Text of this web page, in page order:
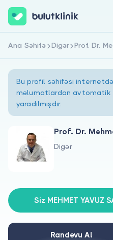
Haqqımızda
Həkimlər üçün
Qeydiyyat
Ana Səhifə Digər Prof. Dr.
Bu profil səhifəsi
məlumatlardan avtomatik
yaradılmışdır.
Prof. Dr.
Digər
Siz MEHMET YAVUZ
Randevu Al